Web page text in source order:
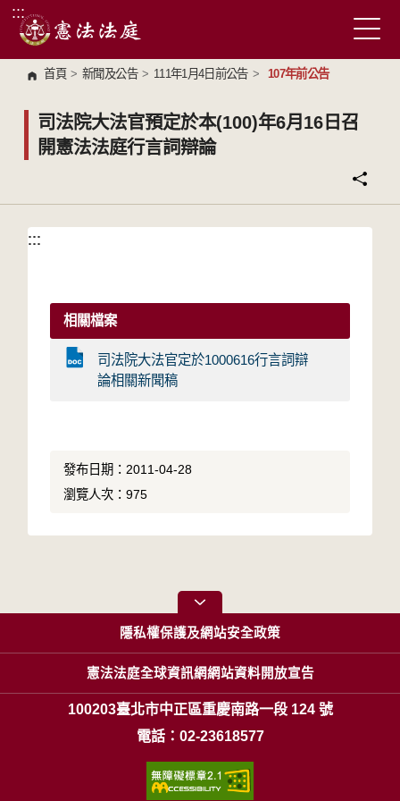
跳到主要內容區塊
:::
首頁 > 新聞及公告 > 111年1月4日前公告 > 107年前公告
司法院大法官預定於本(100)年6月16日召
開憲法法庭行言詞辯論
:::
:::
相關檔案
司法院大法官定於1000616行言詞辯
論相關新聞稿
發布日期：2011-04-28
瀏覽人次：975
隱私權保護及網站安全政策
憲法法庭全球資訊網網站資料開放宣告
100203臺北市中正區重慶南路一段 124 號
電話：02-23618577